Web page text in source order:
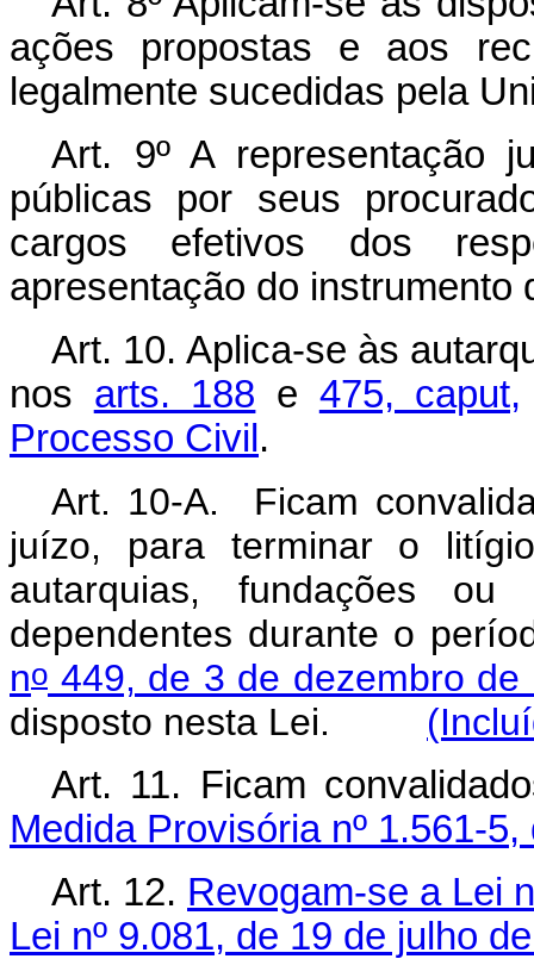
ações propostas e aos
legalmente sucedidas pela
Art. 9º A representação
públicas por seus
cargos efetivos dos
apresentação do instrumento
Art. 10. Aplica-se às
nos arts. 188 e 475, caput,
Processo Civil .
Art. 10-A. Ficam
juízo, para terminar o
autarquias, fundações ou
dependentes durante o
no 449, de 3 de dezembro de
disposto nesta Lei.
Art. 11. Ficam
Medida Provisória nº 1.561-
Art. 12. Revogam-se a Lei
Lei nº 9.081, de 19 de julho